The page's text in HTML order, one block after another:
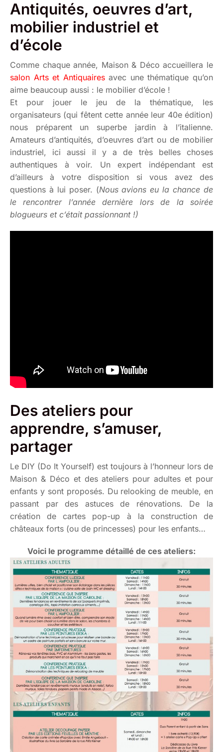
Antiquités, oeuvres d’art,
mobilier industriel et
d’école
Comme chaque année, Maison & Déco accueillera le
salon Arts et Antiquairesavec une thématique qu’on
aime beaucoup aussi : le mobilier d’école !
Et pour jouer le jeu de la thématique, les
organisateurs (qui fêtent cette année leur 40e édition)
nous préparent un superbe jardin à l’italienne.
Amateurs d’antiquités, d’oeuvres d’art ou de mobilier
industriel, ici aussi il y a de très belles choses
authentiques à voir. Un expert indépendant est
d’ailleurs à votre disposition si vous avez des
questions à lui poser. (Nous avions eu la chance de
le rencontrer l’année dernière lors de la soirée
blogueurs et c’était passionnant !)
Des ateliers pour
apprendre, s’amuser,
partager
Le DIY (Do It Yourself) est toujours à l’honneur lors de
Maison & Déco et des ateliers pour adultes et pour
enfants y sont proposés. Du relooking de meuble, en
passant par des astuces de rénovations. De la
création de cartes pop-up à la construction de
châteaux forts (ou de princesses) pour les enfants…
Voici le programme détaillé de ces ateliers: